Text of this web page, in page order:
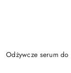
Odżywcze serum